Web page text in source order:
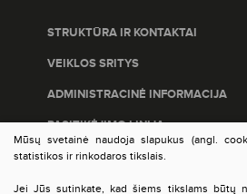
STRUKTŪRA IR KONTAKTAI
VEIKLOS SRITYS
ADMINISTRACINĖ INFORMACIJA
PASITIKĖJIMO LINIJA
PASLAUGŲ ĮVERTINIMAS
DUOMENŲ APSAUGA
Mūsų svetainė naudoja slapukus (angl.
statistikos ir rinkodaros tikslais.
Jei Jūs sutinkate, kad šiems tikslams būtų